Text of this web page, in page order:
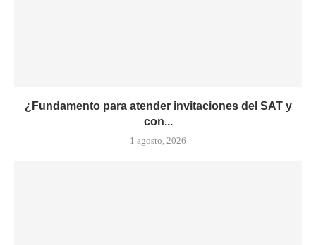
¿Fundamento para atender invitaciones del SAT y
con...
1 agosto, 2026